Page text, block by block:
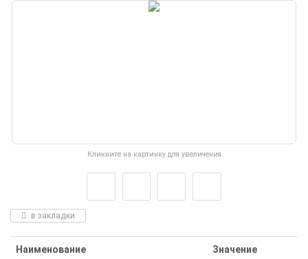
Кликните на картинку для увеличения
в закладки
Наименование Значение